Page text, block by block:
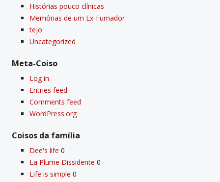
Histórias pouco clí­nicas
Memórias de um Ex-Fumador
tejo
Uncategorized
Meta-Coiso
Log in
Entries feed
Comments feed
WordPress.org
Coisos da famí­lia
Dee's life 0
La Plume Dissidente 0
Life is simple 0